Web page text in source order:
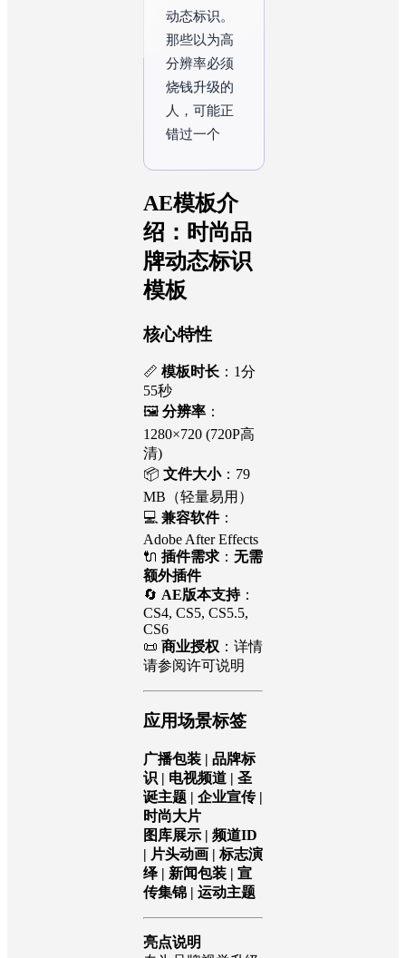
动态标识。
那些以为高
分辨率必须
烧钱升级的
人，可能正
错过一个让
计逻辑——
它如何在不
AE模板介
绍：时尚品
模板
核心特性
📏 模板时长
：1分
55秒
🖼️分辨率：
1280×720 (720P高
清)
📦文件大小
：79
MB（轻量易用）
💻兼容软件：
Adobe After Effects
🔌 插件需求： 无需
额外插件
🔄AE版本支持：
CS6
请参阅许可说明
应用场景标签
广播包装 | 品牌标
识 | 电视频道 | 圣
诞主题 | 企业宣传 |
| 片头动画 | 标志演